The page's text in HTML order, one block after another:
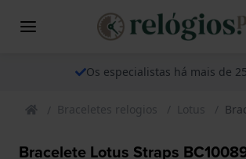
Os especialistas há mais de
Braceletes relogios Lotus
Bracelete Lotus Straps